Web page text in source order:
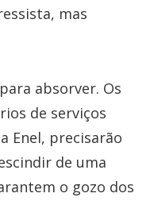
mas
absorver. Os
de serviços
Enel, precisarão
de uma
o gozo dos